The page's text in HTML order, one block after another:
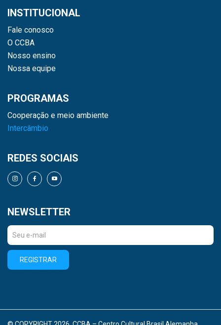
INSTITUCIONAL
Fale conosco
O CCBA
Nosso ensino
Nossa equipe
PROGRAMAS
Cooperação e meio ambiente
Intercâmbio
REDES SOCIAIS
NEWSLETTER
REGISTRAR